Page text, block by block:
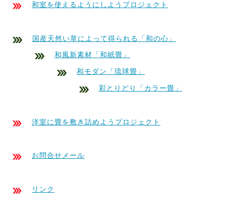
和室を使えるようにしようプロジェクト
国産天然い草によって得られる「和の心」
和風新素材「和紙畳」
和モダン「琉球畳」
彩とりどり「カラー畳」
洋室に畳を敷き詰めようプロジェクト
お問合せメール
リンク